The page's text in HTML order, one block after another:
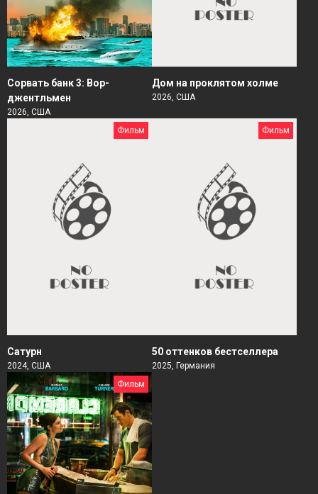
Сорвать банк 3: Вор-
джентльмен
2026, США
Дом на проклятом холме
2026, США
Фильм
Сатурн
2024, США
Фильм
50 оттенков бестселлера
2025, Германия
Фильм